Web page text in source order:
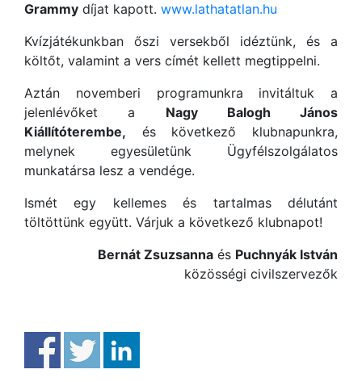
Grammy díjat kapott. www.lathatatlan.hu
Kvízjátékunkban őszi versekből idéztünk, és a
költőt, valamint a vers címét kellett megtippelni.
Aztán novemberi programunkra invitáltuk a
jelenlévőket a Nagy Balogh János
Kiállítóterembe, és következő klubnapunkra,
melynek egyesületünk Ügyfélszolgálatos
munkatársa lesz a vendége.
Ismét egy kellemes és tartalmas délutánt
töltöttünk együtt. Várjuk a következő klubnapot!
Bernát Zsuzsanna és Puchnyák István
közösségi civilszervezők